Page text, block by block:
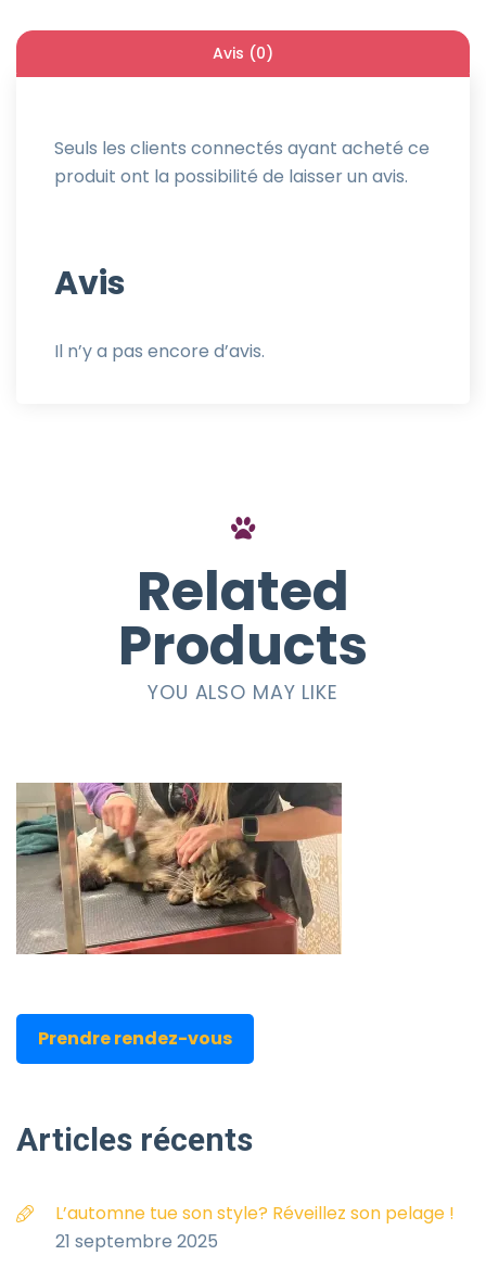
Avis (0)
Avis
Il n’y a pas encore d’avis.
Seuls les clients connectés ayant acheté ce
produit ont la possibilité de laisser un avis.
Related
Products
YOU ALSO MAY LIKE
Prendre rendez-vous
Articles récents
L’automne tue son style? Réveillez son pelage !
21 septembre 2025